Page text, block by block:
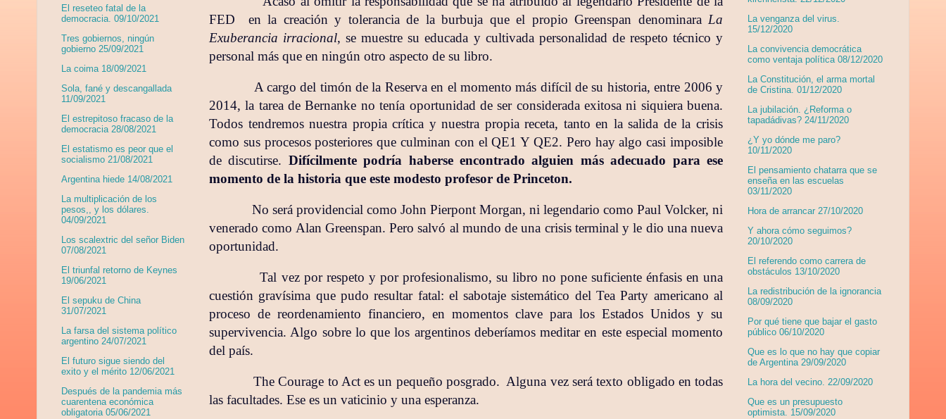
FED
en la creación y tolerancia de la burbuja que el propio Greenspan denominara La
Exuberancia irracional, se muestre su educada y cultivada personalidad de respeto técnico y
personal más que en ningún otro aspecto de su libro.
A cargo del timón de la Reserva en el momento más difícil de su historia, entre 2006 y
2014, la tarea de Bernanke no tenía oportunidad de ser considerada exitosa ni siquiera buena.
Todos tendremos nuestra propia crítica y nuestra propia receta, tanto en la salida de la crisis
como sus procesos posteriores que culminan con el QE1 Y QE2. Pero hay algo casi imposible
de discutirse. Difícilmente podría haberse encontrado alguien más adecuado para ese
momento de la historia que este modesto profesor de Princeton.
No será providencial como John Pierpont Morgan, ni legendario como Paul Volcker, ni
venerado como Alan Greenspan. Pero salvó al mundo de una crisis terminal y le dio una nueva
oportunidad.
Tal vez por respeto y por profesionalismo, su libro no pone suficiente énfasis en una
cuestión gravísima que pudo resultar fatal: el sabotaje sistemático del Tea Party americano al
proceso de reordenamiento financiero, en momentos clave para los Estados Unidos y su
supervivencia. Algo sobre lo que los argentinos deberíamos meditar en este especial momento
del país.
The Courage to Act es un pequeño posgrado. Alguna vez será texto obligado en todas
las facultades. Ese es un vaticinio y una esperanza.
El reseteo fatal de la
democracia. 09/10/2021
Tres gobiernos, ningún
gobierno 25/09/2021
La coima 18/09/2021
Sola, fané y descangallada
11/09/2021
El estrepitoso fracaso de la
democracia 28/08/2021
El estatismo es peor que el
socialismo 21/08/2021
Argentina hiede 14/08/2021
La multiplicación de los
pesos,, y los dólares.
04/09/2021
Los scalextric del señor Biden
07/08/2021
El triunfal retorno de Keynes
19/06/2021
El sepuku de China
31/07/2021
La farsa del sistema político
argentino 24/07/2021
El futuro sigue siendo del
exito y el mérito 12/06/2021
Después de la pandemia más
cuarentena económica
obligatoria 05/06/2021
La venganza del virus.
15/12/2020
La convivencia democrática
como ventaja política 08/12/2020
La Constitución, el arma mortal
de Cristina. 01/12/2020
La jubilación. ¿Reforma o
tapadádivas? 24/11/2020
¿Y yo dónde me paro?
10/11/2020
El pensamiento chatarra que se
enseña en las escuelas
03/11/2020
Hora de arrancar 27/10/2020
Y ahora cómo seguimos?
20/10/2020
El referendo como carrera de
obstáculos 13/10/2020
La redistribución de la ignorancia
08/09/2020
Por qué tiene que bajar el gasto
público 06/10/2020
Que es lo que no hay que copiar
de Argentina 29/09/2020
La hora del vecino. 22/09/2020
Que es un presupuesto
optimista. 15/09/2020